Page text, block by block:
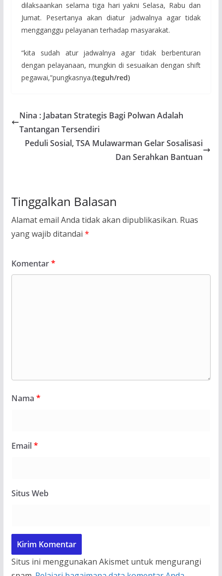
dilaksaankan selama tiga hari yakni Selasa, Rabu dan
Jumat. Pesertanya akan diatur jadwalnya agar tidak
mengganggu pelayanan terhadap masyarakat.
“kita sudah atur jadwalnya agar tidak berbenturan
dengan pelayanaan, mungkin di sesuaikan dengan shift
pegawai,”pungkasnya.(teguh/red)
Nina : Jabatan Strategis Bagi Polwan Adalah
Tantangan Tersendiri
Peduli Sosial, TSA Mulawarman Gelar Sosalisasi
Dan Serahkan Bantuan
Tinggalkan Balasan
Alamat email Anda tidak akan dipublikasikan. Ruas
yang wajib ditandai *
Komentar*
Nama *
Email*
Situs Web
Situs ini menggunakan Akismet untuk mengurangi